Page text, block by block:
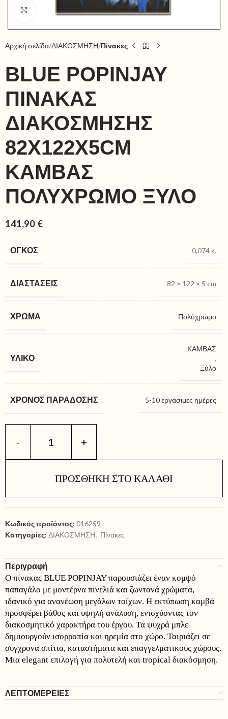
Click to enlarge
Αρχική σελίδα ΔΙΑΚΟΣΜΗΣΗ Πίνακες
BLUΕ POPINJAY
ΠΙΝΑΚΑΣ
ΔΙΑΚΟΣΜΗΣΗΣ
82X122X5CM
ΚΑΜΒΑΣ
ΠΟΛΥΧΡΩΜΟ ΞΥΛΟ
141,90 €
ΌΓΚΟΣ 0,074 κ.
ΔΙΑΣΤΆΣΕΙΣ 82 × 122 × 5 cm
ΧΡΏΜΑ Πολύχρωμο
ΥΛΙΚΌ
ΚΑΜΒΑΣ
,
Ξύλο
ΧΡΌΝΟΣ ΠΑΡΆΔΟΣΗΣ 5-10 εργάσιμες ημέρες
ΠΡΟΣΘΉΚΗ ΣΤΟ ΚΑΛΆΘΙ
Κωδικός προϊόντος: 016259
Κατηγορίες: ΔΙΑΚΟΣΜΗΣΗ, Πίνακες
Περιγραφή
Ο πίνακας BLUE POPINJAY παρουσιάζει έναν κομψό
παπαγάλο με μοντέρνα πινελιά και ζωντανά χρώματα,
ιδανικό για ανανέωση μεγάλων τοίχων. Η εκτύπωση καμβά
προσφέρει βάθος και υψηλή ανάλυση, ενισχύοντας τον
διακοσμητικό χαρακτήρα του έργου. Τα ψυχρά μπλε
δημιουργούν ισορροπία και ηρεμία στο χώρο. Ταιριάζει σε
σύγχρονα σπίτια, καταστήματα και επαγγελματικούς χώρους.
Μια elegant επιλογή για πολυτελή και tropical διακόσμηση.
ΛΕΠΤΟΜΕΡΕΙΕΣ